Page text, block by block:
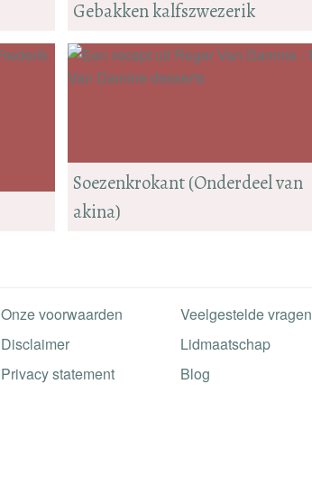
Gebakken kalfszwezerik
Soezenkrokant (Onderdeel van
akina)
Onze voorwaarden
Disclaimer
Privacy statement
Veelgestelde vragen
Lidmaatschap
Blog